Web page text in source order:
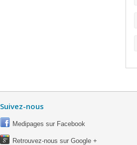
Suivez-nous
Medipages sur Facebook
Retrouvez-nous sur Google +